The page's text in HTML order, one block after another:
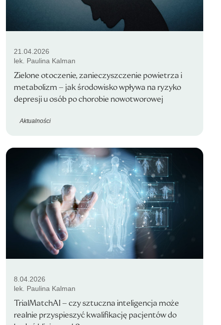
21.04.2026
lek. Paulina Kalman
Zielone otoczenie, zanieczyszczenie powietrza i
metabolizm – jak środowisko wpływa na ryzyko
depresji u osób po chorobie nowotworowej
Aktualności
8.04.2026
lek. Paulina Kalman
TrialMatchAI – czy sztuczna inteligencja może
realnie przyspieszyć kwalifikację pacjentów do